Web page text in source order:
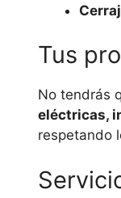
Tus
No tendrás
eléctricas,
respetando